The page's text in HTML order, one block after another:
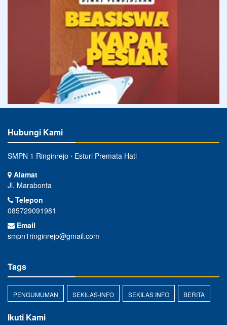
Hubungi Kami
SMPN 1 Ringinrejo ⋅ Esturi Premata Hati
Alamat
Jl. Marabonta
Telepon
085729091981
Email
smpn1ringinrejo@gmail.com
Tags
PENGUMUMAN SEKILAS-INFO SEKILAS INFO BERITA
Ikuti Kami